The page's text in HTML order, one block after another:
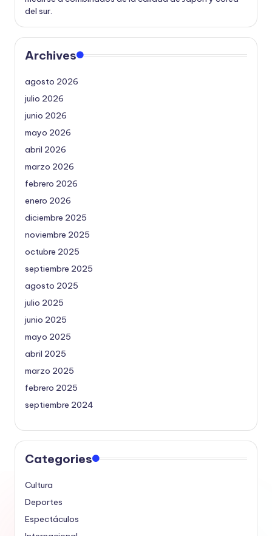
del sur.
Archives
agosto 2026
julio 2026
junio 2026
mayo 2026
abril 2026
marzo 2026
febrero 2026
enero 2026
diciembre 2025
noviembre 2025
octubre 2025
septiembre 2025
agosto 2025
julio 2025
junio 2025
mayo 2025
abril 2025
marzo 2025
febrero 2025
septiembre 2024
Categories
Cultura
Deportes
Espectáculos